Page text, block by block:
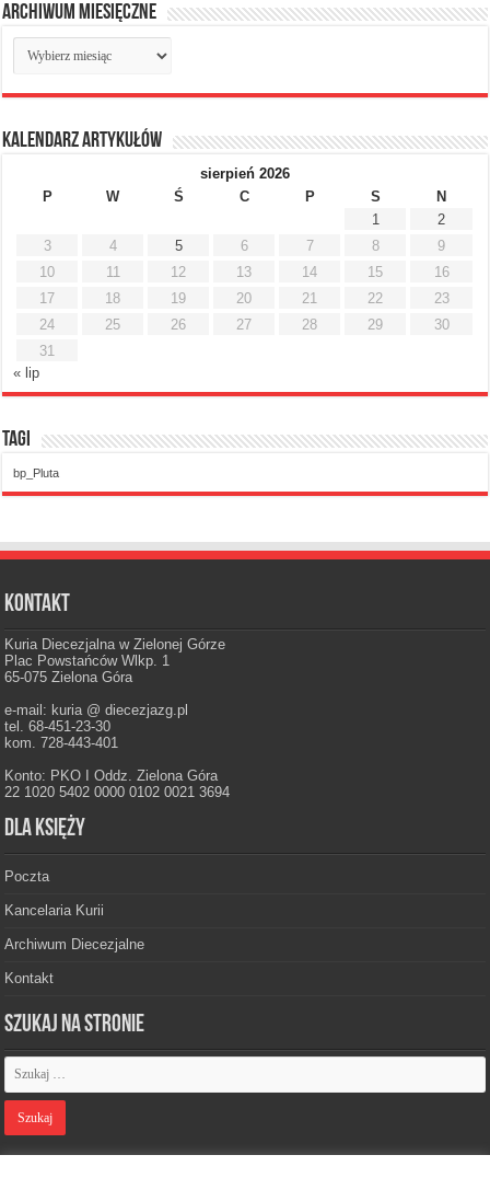
Archiwum miesięczne
Archiwum
miesięczne
Kalendarz artykułów
sierpień 2026
P
W Ś C P S
N
1
2
3
4 5 6 7 8
9
10
11 12 13 14 15
16
17
18 19 20 21 22
23
24
25 26 27 28 29
30
31
« lip
Tagi
bp_Pluta
Kontakt
Kuria Diecezjalna w Zielonej Górze
Plac Powstańców Wlkp. 1
65-075 Zielona Góra
e-mail: kuria @ diecezjazg.pl
tel. 68-451-23-30
kom. 728-443-401
Konto: PKO I Oddz. Zielona Góra
22 1020 5402 0000 0102 0021 3694
Dla księży
Poczta
Kancelaria Kurii
Archiwum Diecezjalne
Kontakt
Szukaj na stronie